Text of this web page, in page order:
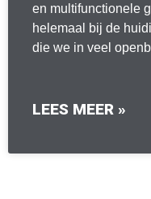
en multifunctionele
helemaal bij de
die we in veel
LEES MEER »